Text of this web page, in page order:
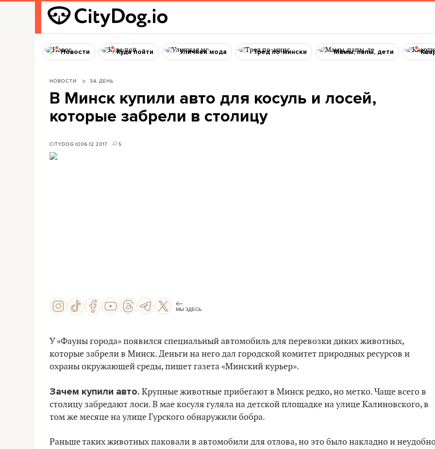
Новости Куда пойти Уличная мода Тред по-мински Мамы, папы, дети
НОВОСТИ ЗА ДЕНЬ
В Минск купили авто для косуль и лосей,
которые забрели в столицу
CITYDOG.IO06.12.2017 5
МЫ ЗДЕСЬ
У «Фауны города» появился специальный автомобиль для перевозки диких животных,
которые забрели в Минск. Деньги на него дал городской комитет природных ресурсов и
охраны окружающей среды, пишет газета «Минский курьер».
Зачем купили авто. Крупные животные прибегают в Минск редко, но метко. Чаще всего в
столицу забредают лоси. В мае косуля гуляла на детской площадке на улице Калиновского, в
том же месяце на улице Гурского обнаружили бобра.
Раньше таких животных паковали в автомобили для отлова, но это было накладно и